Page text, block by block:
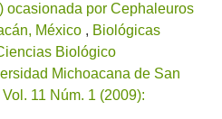
ocasionada por Cephaleuros
México , Biológicas
Biológico
Michoacana de San
11 Núm. 1 (2009):